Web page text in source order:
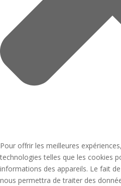
Pour offrir les meilleures
technologies telles que les cookies
informations des appareils. Le fait
nous permettra de traiter des